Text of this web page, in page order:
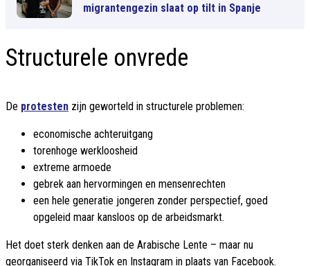
migrantengezin slaat op tilt in Spanje
Structurele onvrede
De protesten zijn geworteld in structurele problemen:
economische achteruitgang
torenhoge werkloosheid
extreme armoede
gebrek aan hervormingen en mensenrechten
een hele generatie jongeren zonder perspectief, goed
opgeleid maar kansloos op de arbeidsmarkt.
Het doet sterk denken aan de Arabische Lente – maar nu
georganiseerd via TikTok en Instagram in plaats van Facebook.